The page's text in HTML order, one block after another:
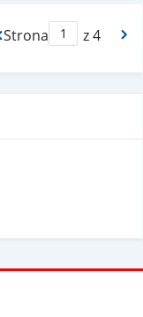
Strona
Max Stronaz 4